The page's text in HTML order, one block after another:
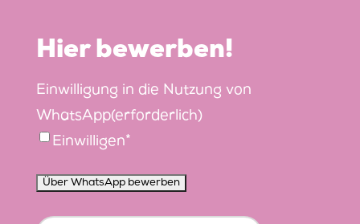
Hier bewerben!
Einwilligung in die Nutzung von
WhatsApp(erforderlich)
Einwilligen*